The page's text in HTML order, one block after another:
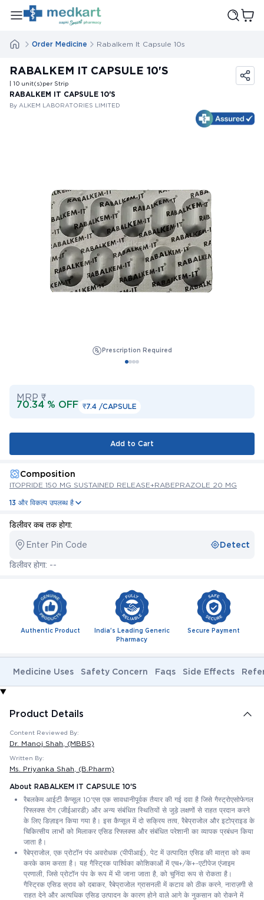
Order Medicine Rabalkem It Capsule 10s
RABALKEM IT CAPSULE 10'S
| 10 unit(s)per Strip
RABALKEM IT CAPSULE 10'S
By ALKEM LABORATORIES LIMITED
Prescription Required
MRP ₹
70.34 % OFF ₹7.4 /CAPSULE
Add to Cart
Composition
ITOPRIDE 150 MG SUSTAINED RELEASE+RABEPRAZOLE 20 MG
13 और विकल्प उपलब्ध है
डिलीवर कब तक होगा:
Enter Pin Code Detect
डिलीवर होगा: --
Authentic Product
India's Leading Generic
Pharmacy
Secure Payment
Medicine Uses Safety Concern Faqs Side Effects
Product Details
Content Reviewed By:
Dr. Manoj Shah , (MBBS)
Written By:
Ms. Priyanka Shah , (B.Pharm)
About RABALKEM IT CAPSULE 10'S
रैबलकेम आईटी कैप्सूल 10'एस एक सावधानीपूर्वक तैयार की गई दवा है जिसे गैस्ट्रोएसोफेगल
रिफ्लक्स रोग (जीईआरडी) और अन्य संबंधित स्थितियों से जुड़े लक्षणों से राहत प्रदान करने
के लिए डिज़ाइन किया गया है। इस कैप्सूल में दो सक्रिय तत्व, रैबेप्राजोल और इटोप्राइड के
चिकित्सीय लाभों को मिलाकर एसिड रिफ्लक्स और संबंधित परेशानी का व्यापक प्रबंधन किया
जाता है।
रैबेप्राजोल, एक प्रोटॉन पंप अवरोधक (पीपीआई), पेट में उत्पादित एसिड की मात्रा को कम
करके काम करता है। यह गैस्ट्रिक पार्श्विका कोशिकाओं में एच+/के+-एटीपेज एंजाइम
प्रणाली, जिसे प्रोटॉन पंप के रूप में भी जाना जाता है, को चुनिंदा रूप से रोकता है।
गैस्ट्रिक एसिड स्राव को दबाकर, रैबेप्राजोल ग्रासनली में कटाव को ठीक करने, नाराज़गी से
राहत देने और अत्यधिक एसिड उत्पादन के कारण होने वाले आगे के नुकसान को रोकने में